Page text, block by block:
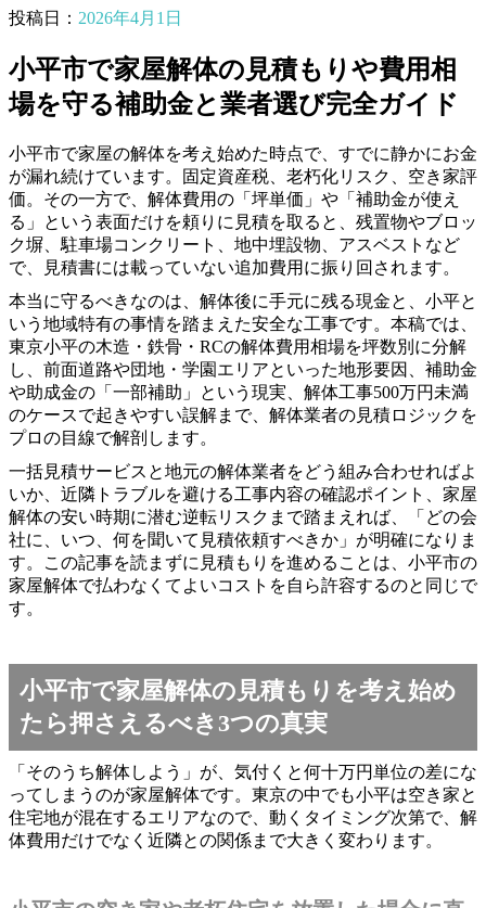
投稿日： 2026年4月1日
小平市で家屋解体の見積もりや費用相
場を守る補助金と業者選び完全ガイド
小平市で家屋の解体を考え始めた時点で、すでに静かにお金
が漏れ続けています。固定資産税、老朽化リスク、空き家評
価。その一方で、解体費用の「坪単価」や「補助金が使え
る」という表面だけを頼りに見積を取ると、残置物やブロッ
ク塀、駐車場コンクリート、地中埋設物、アスベストなど
で、見積書には載っていない追加費用に振り回されます。
本当に守るべきなのは、解体後に手元に残る現金と、小平と
いう地域特有の事情を踏まえた安全な工事です。本稿では、
東京小平の木造・鉄骨・RCの解体費用相場を坪数別に分解
し、前面道路や団地・学園エリアといった地形要因、補助金
や助成金の「一部補助」という現実、解体工事500万円未満
のケースで起きやすい誤解まで、解体業者の見積ロジックを
プロの目線で解剖します。
一括見積サービスと地元の解体業者をどう組み合わせればよ
いか、近隣トラブルを避ける工事内容の確認ポイント、家屋
解体の安い時期に潜む逆転リスクまで踏まえれば、「どの会
社に、いつ、何を聞いて見積依頼すべきか」が明確になりま
す。この記事を読まずに見積もりを進めることは、小平市の
家屋解体で払わなくてよいコストを自ら許容するのと同じで
す。
小平市で家屋解体の見積もりを考え始め
たら押さえるべき3つの真実
「そのうち解体しよう」が、気付くと何十万円単位の差にな
ってしまうのが家屋解体です。東京の中でも小平は空き家と
住宅地が混在するエリアなので、動くタイミング次第で、解
体費用だけでなく近隣との関係まで大きく変わります。